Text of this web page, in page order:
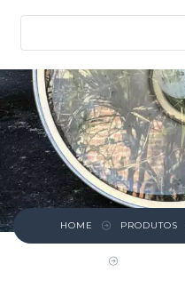
HOME PRODUTOS